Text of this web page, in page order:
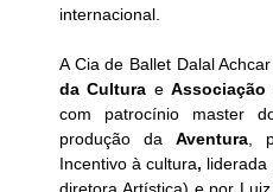
internacional.
A Cia de Ballet Dalal
da Cultura e
com patrocínio master
produção da Aventura,
Incentivo à cultura, liderada